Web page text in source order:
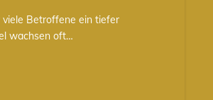
viele Betroffene ein tiefer
wachsen oft…